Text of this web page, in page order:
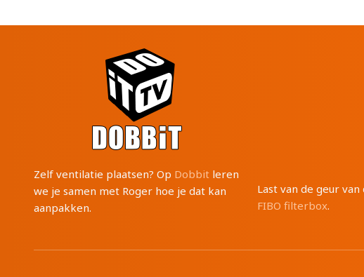
Zelf ventilatie plaatsen? Op Dobbit leren
we je samen met Roger hoe je dat kan
aanpakken.
Last van de geur
FIBO filterbox.